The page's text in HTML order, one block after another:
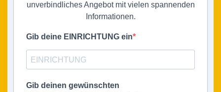
unverbindliches Angebot mit vielen spannenden
Informationen.
Gib deine EINRICHTUNG ein
Gib deinen gewünschten